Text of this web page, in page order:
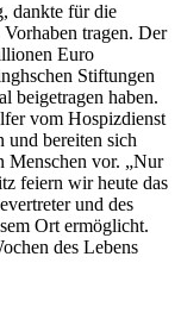
dankte für die
tragen. Der
Euro
Stiftungen
beigetragen haben.
vom Hospizdienst
und bereiten sich
Menschen vor. „Nur
feiern wir heute das
und des
Ort ermöglicht.
des Lebens